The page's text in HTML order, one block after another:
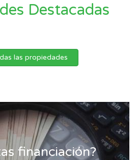
Destacadas
las propiedades
financiación?